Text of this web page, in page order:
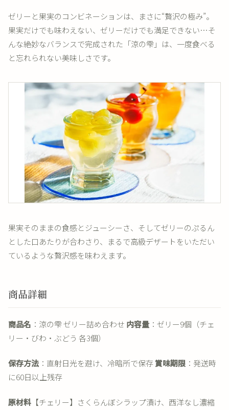
ゼリーと果実のコンビネーションは、まさに“贅沢の極み”。
果実だけでも味わえない、ゼリーだけでも満足できない…そ
んな絶妙なバランスで完成された「涼の雫」は、一度食べる
と忘れられない美味しさです。
果実そのままの食感とジューシーさ、そしてゼリーのぷるん
とした口あたりが合わさり、まるで高級デザートをいただい
ているような贅沢感を味わえます。
商品詳細
商品名 ：涼の雫 ゼリー詰め合わせ 内容量：ゼリー9個（チェ
リー・びわ・ぶどう 各3個）
保存方法 ：直射日光を避け、冷暗所で保存賞味期限 ：発送時
に60日以上残存
原材料 【チェリー】さくらんぼシラップ漬け、西洋なし濃縮